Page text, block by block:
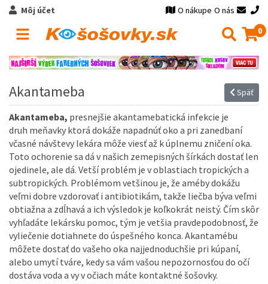
Môj účet O nákupe O nás
0
Akantameba Späť
Akantameba, presnejšie akantamebatická infekcie je
druh meňavky ktorá dokáže napadnúť oko a pri zanedbaní
včasné návštevy lekára môže viesť až k úplnemu zničení oka.
Toto ochorenie sa dá v našich zemepisných šírkách dostať len
ojedinele, ale dá. Vetší problém je v oblastiach tropických a
subtropických. Problémom vetšinou je, že améby dokážu
veľmi dobre vzdorovať i antibiotikám, takže liečba býva veľmi
obtiažna a zdĺhavá a ich výsledok je koľkokrát neistý. Čím skôr
vyhľadáte lekársku pomoc, tým je vetšia pravdepodobnosť, že
vyliečenie dotiahnete do úspešného konca. Akantamébu
môžete dostať do vašeho oka najjednoduchšie pri kúpaní,
alebo umytí tváre, kedy sa vám vašou nepozornosťou do očí
dostáva voda a vy v očiach máte kontaktné šošovky.